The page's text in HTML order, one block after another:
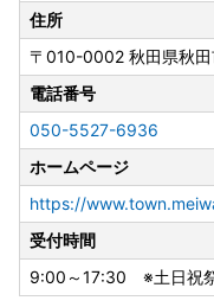
何卒ご了承くださいま
住所
〒010-0002 秋田県秋
電話番号
050-5527-6936
ホームページ
https://
受付時間
9:00～17:30 ※土日祝祭